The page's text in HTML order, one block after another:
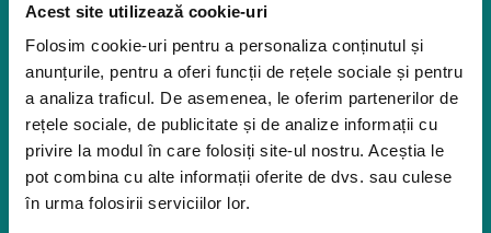
Acest site utilizează cookie-uri
Folosim cookie-uri pentru a personaliza conținutul și
anunțurile, pentru a oferi funcții de rețele sociale și pentru
a analiza traficul. De asemenea, le oferim partenerilor de
rețele sociale, de publicitate și de analize informații cu
privire la modul în care folosiți site-ul nostru. Aceștia le
pot combina cu alte informații oferite de dvs. sau culese
în urma folosirii serviciilor lor.
Dispozitive pentru urcarea scărilor
Rampe pentru scaune cu rotile
Bare de prindere și mânere de baie
Închiriere platforme șenilate
Închiriere rampe acces
Produse pentru adulţi
Apnee în somn
Orteze